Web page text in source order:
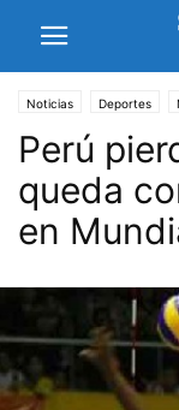
Noticias Deportes
Perú
queda
en